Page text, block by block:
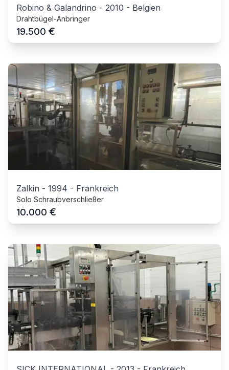
Robino & Galandrino - 2010 - Belgien
Drahtbügel-Anbringer
19.500 €
Zalkin - 1994 - Frankreich
Solo Schraubverschließer
10.000 €